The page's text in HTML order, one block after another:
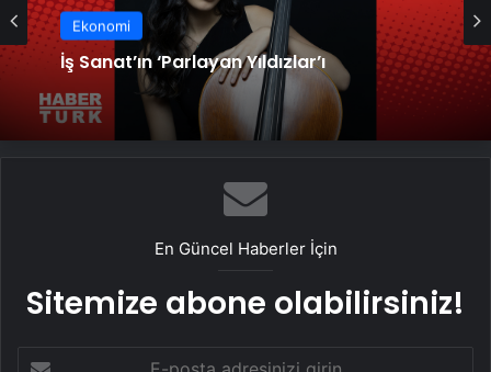
Ekonomi
İş Sanat’ın ‘Parlayan Yıldızlar’ı
Ekonomi
Cesar Ödülleri sahiplerini buldu
En Güncel Haberler İçin
Sitemize abone olabilirsiniz!